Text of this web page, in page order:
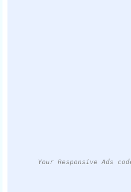
Your Responsive Ads